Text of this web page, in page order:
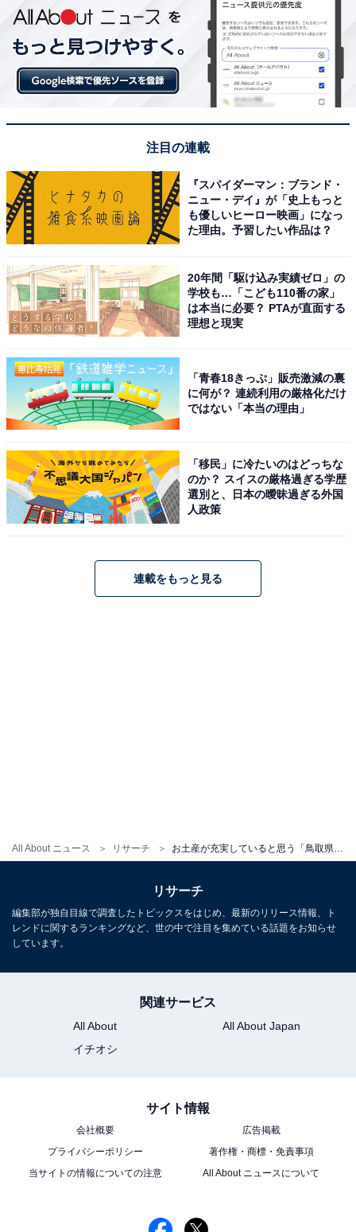
All About ニュース リサーチ
次ページ 12位までのランキング結果を見る
こちらもおすすめ
お土産が充実していると思う「山口県の道の
駅」ランキング！ 2位「センザキッチン」を抑
えた1位は？【2025年調査】
1 2
注目の連載
『スパイダーマン：ブランド・
ニュー・デイ』が「史上もっと
も優しいヒーロー映画」になっ
た理由。予習したい作品は？
20年間「駆け込み実績ゼロ」の
学校も…「こども110番の家」
は本当に必要？ PTAが直面する
理想と現実
「青春18きっぷ」販売激減の裏
に何が？ 連続利用の厳格化だけ
ではない「本当の理由」
「移民」に冷たいのはどっちな
のか？ スイスの厳格過ぎる学歴
選別と、日本の曖昧過ぎる外国
人政策
連載をもっと見る
リサーチ
編集部が独自目線で調査したトピックスをはじめ、最新のリリース情報、ト
レンドに関するランキングなど、世の中で注目を集めている話題をお知らせ
しています。
関連サービス
All About
All About Japan
イチオシ
サイト情報
会社概要
広告掲載
プライバシーポリシー
著作権・商標・免責事項
当サイトの情報についての注意
All About ニュースについて